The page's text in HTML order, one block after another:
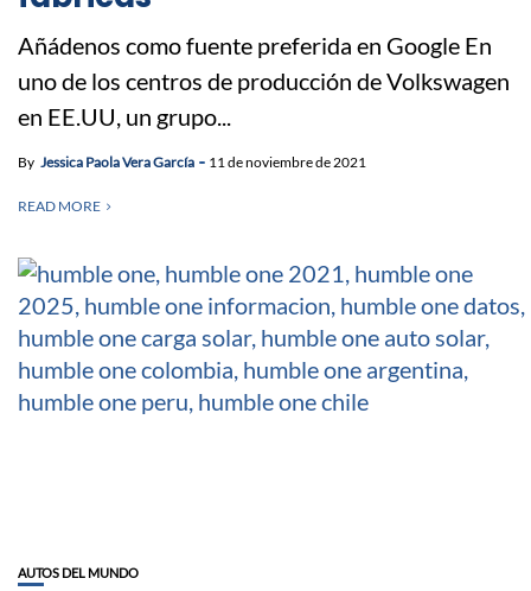
Añádenos como fuente preferida en Google En
uno de los centros de producción de Volkswagen
en EE.UU, un grupo...
By Jessica Paola Vera García 11 de noviembre de 2021
READ MORE
AUTOS DEL MUNDO